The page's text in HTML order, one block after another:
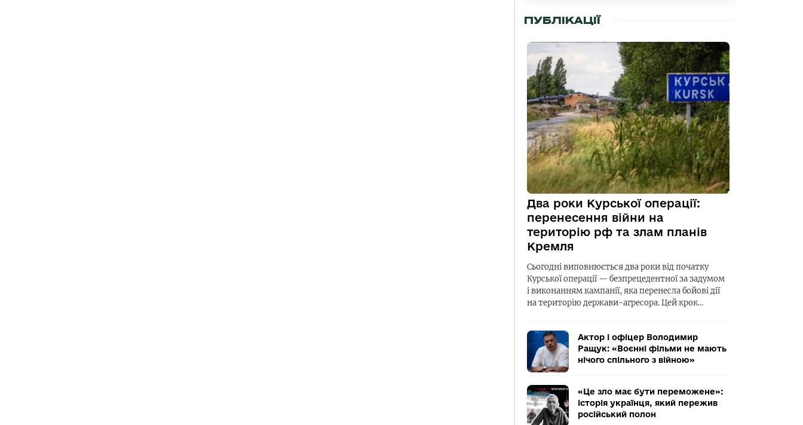
ПУБЛІКАЦІЇ
Два роки Курської операції:
перенесення війни на
територію рф та злам планів
Кремля
Сьогодні виповнюється два роки від початку
Курської операції — безпрецедентної за задумом
і виконанням кампанії, яка перенесла бойові дії
на територію держави-агресора. Цей крок…
Актор і офіцер Володимир
Ращук: «Воєнні фільми не мають
нічого спільного з війною»
«Це зло має бути переможене»:
історія українця, який пережив
російський полон